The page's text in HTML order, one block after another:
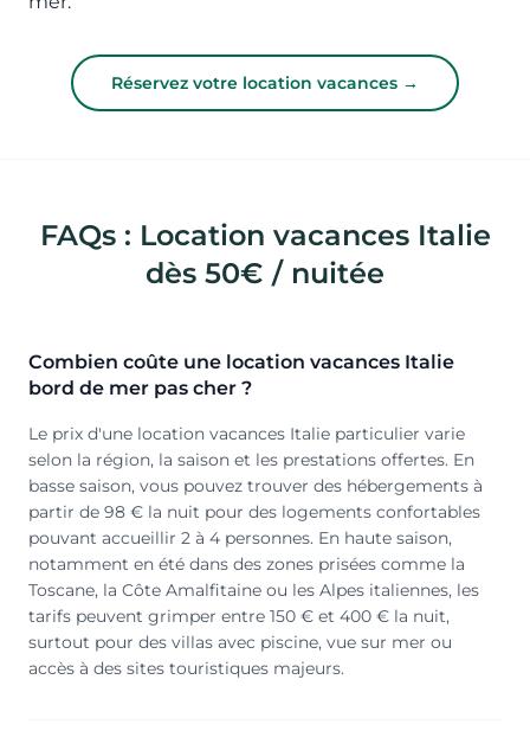
Réservez votre location vacances →
FAQs : Location vacances Italie
dès 50€ / nuitée
Combien coûte une location vacances Italie
bord de mer pas cher ?
Le prix d'une location vacances Italie particulier varie
selon la région, la saison et les prestations offertes. En
basse saison, vous pouvez trouver des hébergements à
partir de 98 € la nuit pour des logements confortables
pouvant accueillir 2 à 4 personnes. En haute saison,
notamment en été dans des zones prisées comme la
Toscane, la Côte Amalfitaine ou les Alpes italiennes, les
tarifs peuvent grimper entre 150 € et 400 € la nuit,
surtout pour des villas avec piscine, vue sur mer ou
accès à des sites touristiques majeurs.